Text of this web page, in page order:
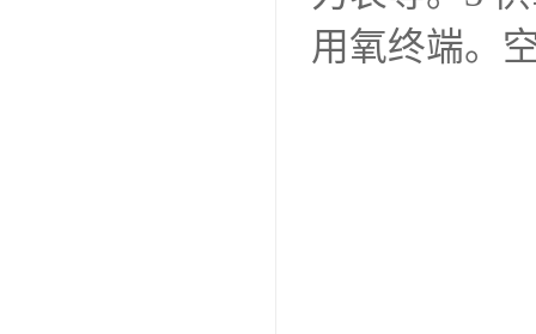
用氧终端。